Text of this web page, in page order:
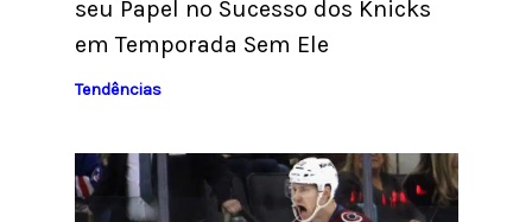
seu Papel no Sucesso dos Knicks
em Temporada Sem Ele
Tendências